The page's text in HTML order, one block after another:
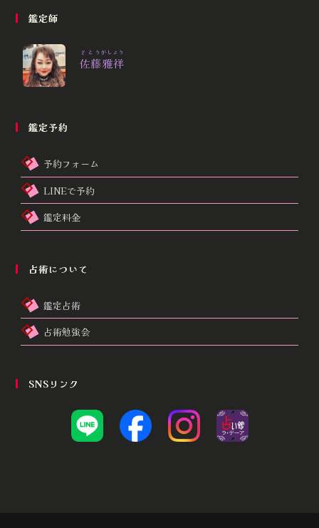
鑑定師
佐藤
さとう
雅祥
がしょう
鑑定予約
予約フォーム
LINEで予約
鑑定料金
占術について
鑑定占術
占術勉強会
SNSリンク